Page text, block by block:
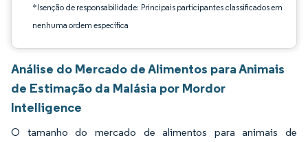
*Isenção de responsabilidade: Principais participantes classificados em
nenhuma ordem específica
Análise do Mercado de Alimentos para Animais
de Estimação da Malásia por Mordor
Intelligence
O tamanho do mercado de alimentos para animais de